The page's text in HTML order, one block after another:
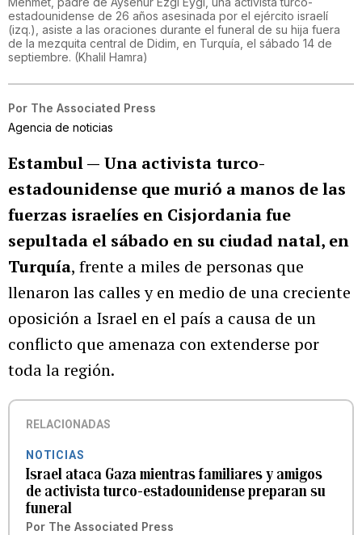
estadounidense de 26 años asesinada por el ejército israelí
(izq.), asiste a las oraciones durante el funeral de su hija fuera
de la mezquita central de Didim, en Turquía, el sábado 14 de
septiembre. (Khalil Hamra)
Por The Associated Press
Agencia de noticias
Estambul — Una activista turco-
estadounidense que murió a manos de las
fuerzas israelíes en Cisjordania fue
sepultada el sábado en su ciudad natal, en
Turquía, frente a miles de personas que
llenaron las calles y en medio de una creciente
oposición a Israel en el país a causa de un
conflicto que amenaza con extenderse por
toda la región.
RELACIONADAS
NOTICIAS
Israel ataca Gaza mientras familiares y amigos
de activista turco-estadounidense preparan su
funeral
Por The Associated Press